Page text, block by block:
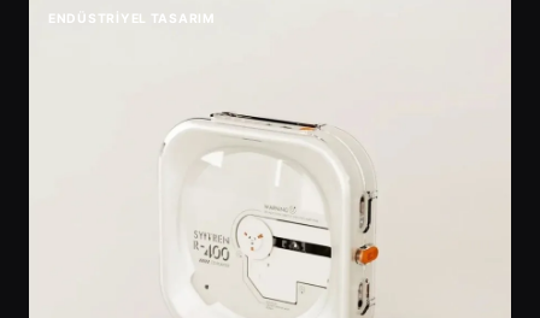
ENDÜSTRIYEL TASARIM